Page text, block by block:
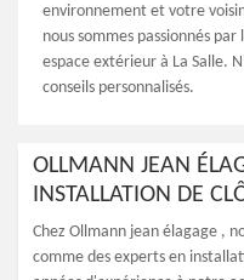
environnement et votre
nous sommes passionnés
espace extérieur à La Salle.
conseils personnalisés.
OLLMANN JEAN
INSTALLATION DE
Chez Ollmann jean élagage ,
comme des experts en